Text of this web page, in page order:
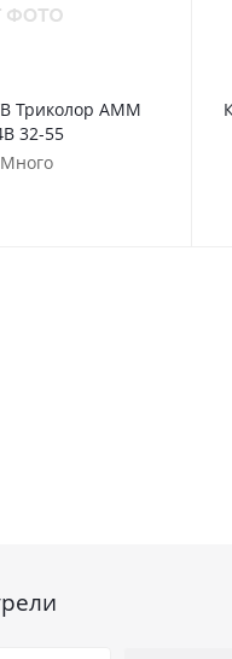
Триколор AMM
32-55
Много